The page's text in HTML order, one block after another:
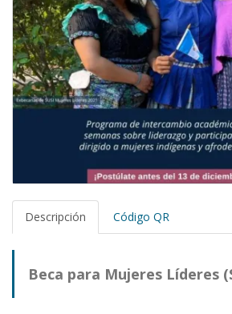
Descripción Código QR
Beca para Mujeres Líderes